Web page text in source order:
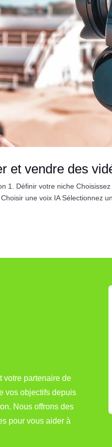
et vendre des
1. Définir votre niche
une voix IA Sélectionnez
votre partenaire de
vos objectifs depuis
Nous offrons des
pour vous aider à